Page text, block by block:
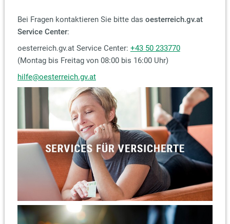
Bei Fragen kontaktieren Sie bitte das oesterreich.gv.at
Service Center:
oesterreich.gv.at Service Center: +43 50 233770
(Montag bis Freitag von 08:00 bis 16:00 Uhr)
hilfe@oesterreich.gv.at